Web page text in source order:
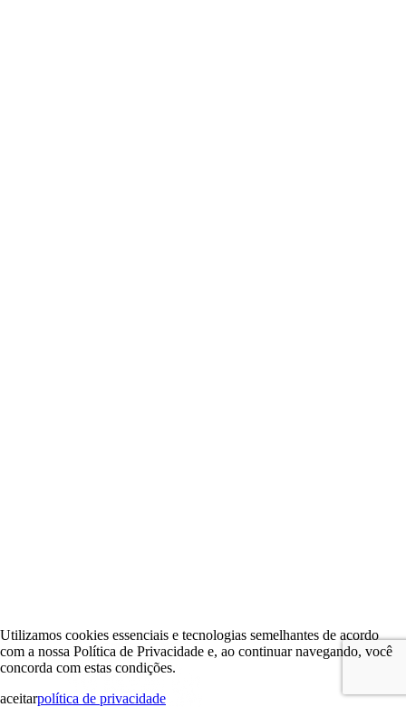
Utilizamos cookies essenciais e tecnologias semelhantes de acordo
com a nossa Política de Privacidade e, ao continuar navegando, você
concorda com estas condições.
aceitarpolítica de privacidade